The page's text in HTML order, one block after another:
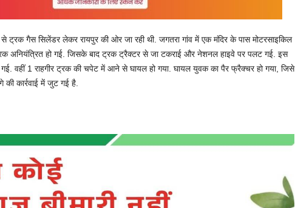
ट्रक गैस सिलेंडर लेकर रायपुर की ओर जा रही थी. जगतरा गांव में एक मंदिर के पास मोटरसाइकिल
अनियंत्रित हो गई. जिसके बाद ट्रक ट्रैक्टर से जा टकराई और नेशनल हाइवे पर पलट गई. इस
वहीं 1 राहगीर ट्रक की चपेट में आने से घायल हो गया. घायल युवक का पैर फ्रैक्चर हो गया, जिसे
कार्रवाई में जुट गई है.